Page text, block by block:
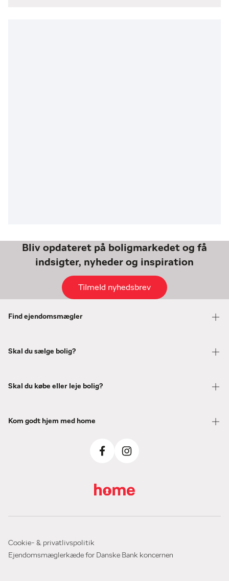
Bliv opdateret på boligmarkedet og få
indsigter, nyheder og inspiration
Tilmeld nyhedsbrev
Find ejendomsmægler
Skal du sælge bolig?
Skal du købe eller leje bolig?
Kom godt hjem med home
Cookie- & privatlivspolitik
Ejendomsmæglerkæde for Danske Bank koncernen